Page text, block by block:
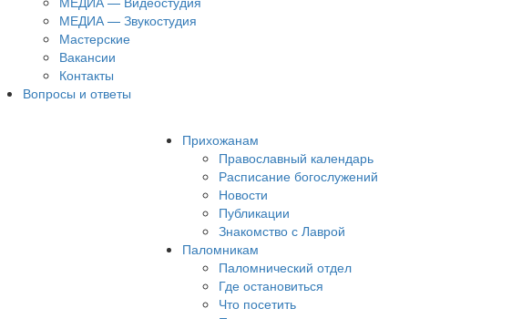
МЕДИА — Звукостудия
Мастерские
Вакансии
Контакты
Вопросы и ответы
Прихожанам
Православный календарь
Расписание богослужений
Новости
Публикации
Знакомство с Лаврой
Паломникам
Паломнический отдел
Где остановиться
Что посетить